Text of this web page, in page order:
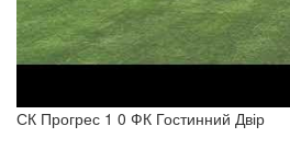
СК Прогрес 1 0 ФК Гостинний Двір